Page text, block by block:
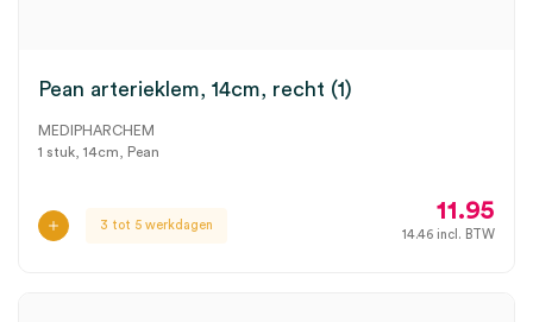
Pean arterieklem, 14cm, recht (1)
MEDIPHARCHEM
1 stuk, 14cm, Pean
3 tot 5 werkdagen
11.95
14.46 incl. BTW